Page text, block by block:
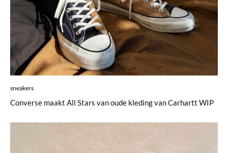
sneakers
Converse maakt All Stars van oude kleding van Carhartt WIP